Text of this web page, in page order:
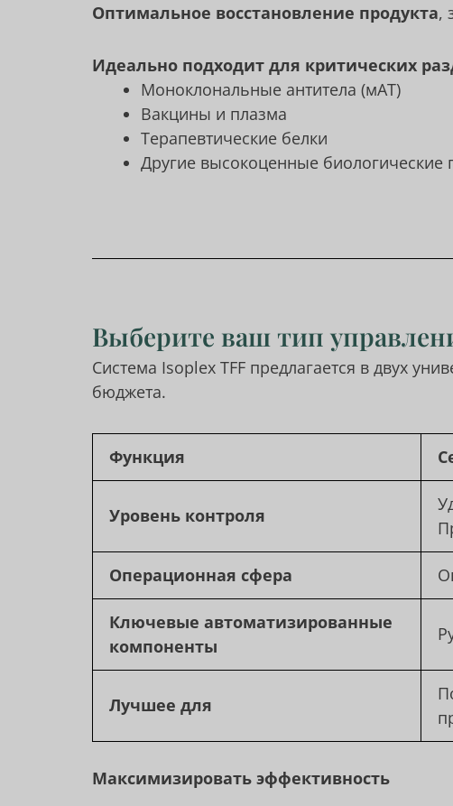
Оптимальное восстановление продукта,
Идеально подходит для критических
Моноклональные антитела (мАТ)
Вакцины и плазма
Терапевтические белки
Другие высокоценные биологические
Выберите ваш тип
Система Isoplex TFF предлагается в двух
бюджета.
Функция
Уровень контроля
Операционная сфера
Ключевые автоматизированные
компоненты
Лучшее для
Максимизировать эффективность